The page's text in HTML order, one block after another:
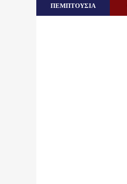
ΠΕΜΠΤΟΥΣΙΑ